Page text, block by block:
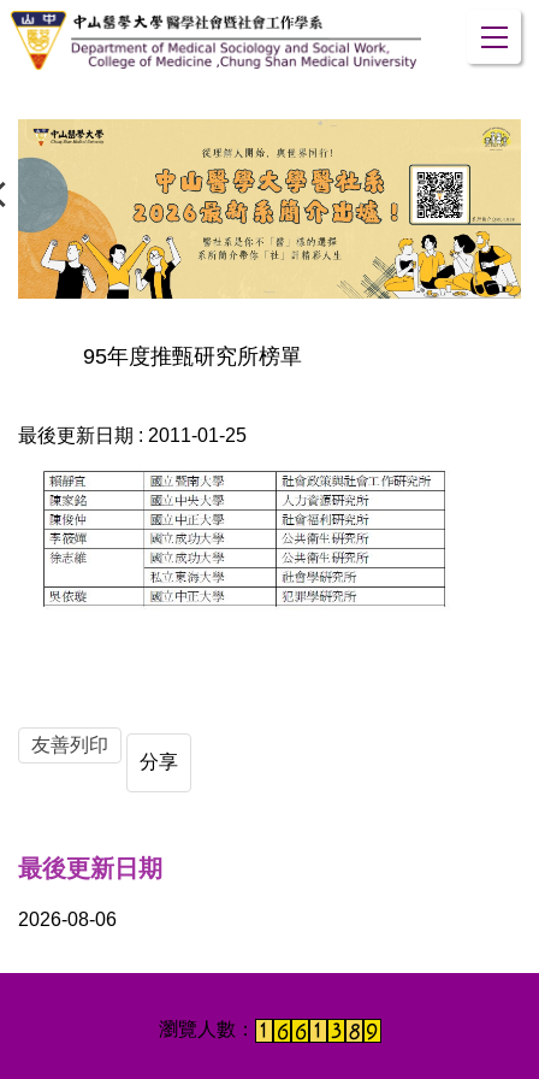
跳
到
容
區
95年度推甄研究所榜單
最後更新日期 : 2011-01-25
友善列印
分享
最後更新日期
2026-08-06